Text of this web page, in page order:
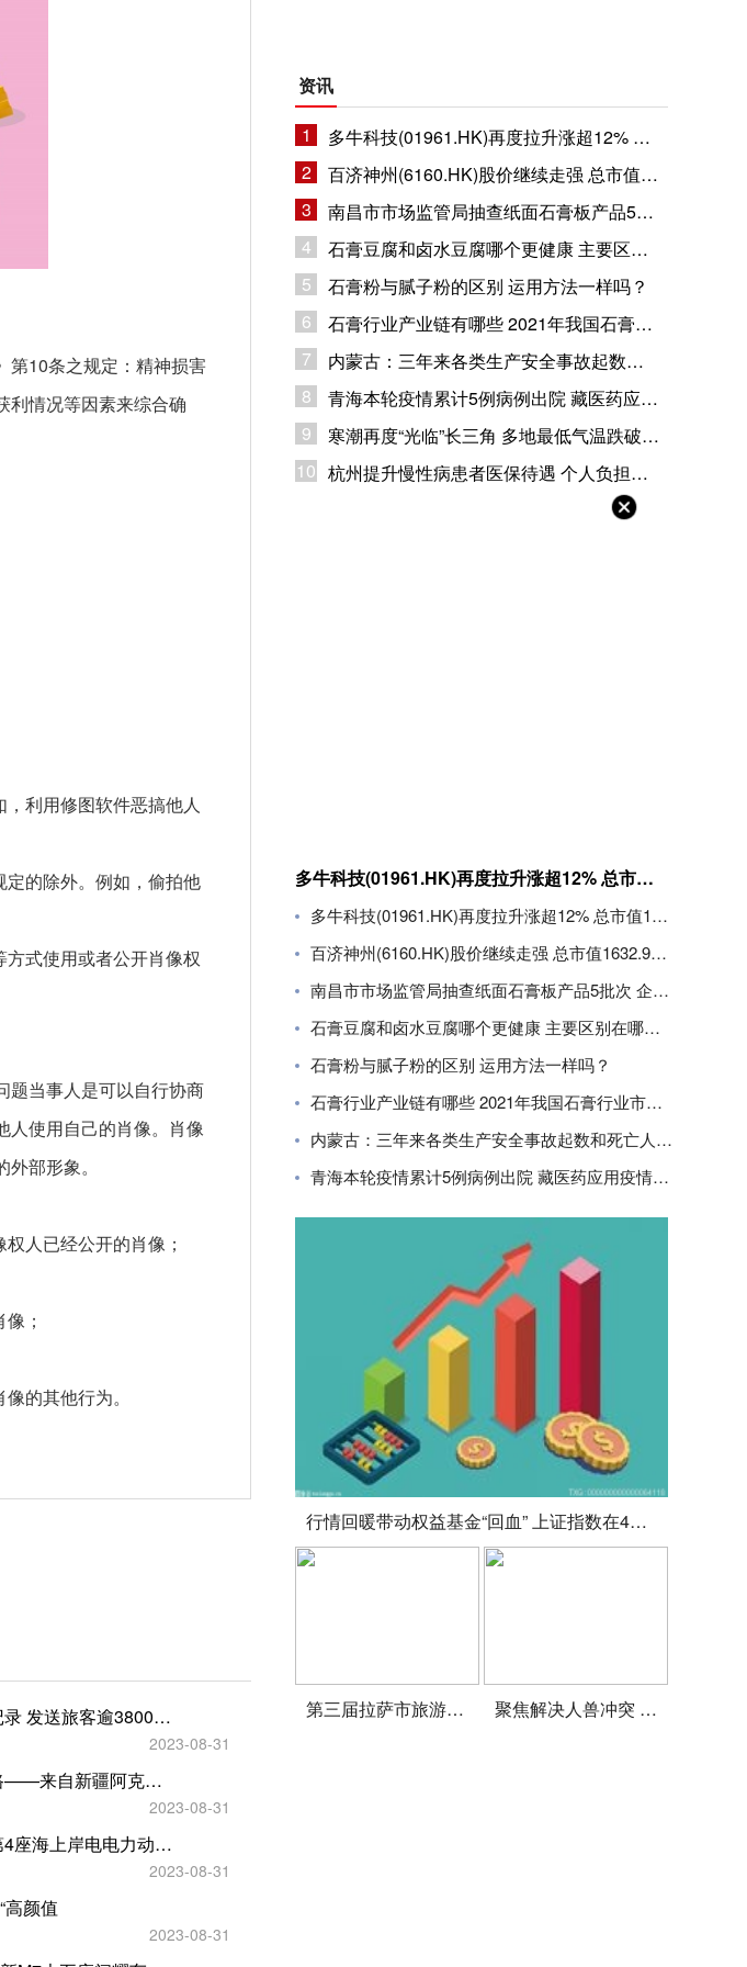
第10条之规定：精神损害
利情况等因素来综合确
利用修图软件恶搞他人
的除外。例如，偷拍他
式使用或者公开肖像权
题当事人是可以自行协商
人使用自己的肖像。肖像
部形象。
人已经公开的肖像；
；
的其他行为。
2023年武铁暑运刷新记录 发送旅客逾3800万人次，超过2019年同期
2023-08-31
奏响就业曲 打通致富路——来自新疆阿克苏地区的一线调研
2023-08-31
山东青岛西海岸新区:第4座海上岸电电力动力平台完成吊装
2023-08-31
高颜值
2023-08-31
资讯
1
多牛科技(01961.HK)再度拉升涨超12% 总市值11.8亿港元
2
百济神州(6160.HK)股价继续走强 总市值1632.94亿港元
3
南昌市市场监管局抽查纸面石膏板产品5批次 企业合格率80%
4
石膏豆腐和卤水豆腐哪个更健康 主要区别在哪里？
5
石膏粉与腻子粉的区别 运用方法一样吗？
6
石膏行业产业链有哪些 2021年我国石膏行业市场现状分析
7
内蒙古：三年来各类生产安全事故起数和死亡人数同比下降
8
青海本轮疫情累计5例病例出院 藏医药应用疫情防控
9
寒潮再度“光临”长三角 多地最低气温跌破冰点
10
杭州提升慢性病患者医保待遇 个人负担部分纳入大病保险
多牛科技(01961.HK)再度拉升涨超12% 总市值11.8亿港元
多牛科技(01961.HK)再度拉升涨超12% 总市值11.8亿港元
百济神州(6160.HK)股价继续走强 总市值1632.94亿港元
南昌市市场监管局抽查纸面石膏板产品5批次 企业合格率80%
石膏豆腐和卤水豆腐哪个更健康 主要区别在哪里？
石膏粉与腻子粉的区别 运用方法一样吗？
石膏行业产业链有哪些 2021年我国石膏行业市场现状分析
内蒙古：三年来各类生产安全事故起数和死亡人数同比下降
青海本轮疫情累计5例病例出院 藏医药应用疫情防控
行情回暖带动权益基金“回血” 上证指数在4月底探底回升
第三届拉萨市旅游行业服务技能大赛决赛举行 聚焦解决人兽冲突 东北虎豹国家公园启动专项行动